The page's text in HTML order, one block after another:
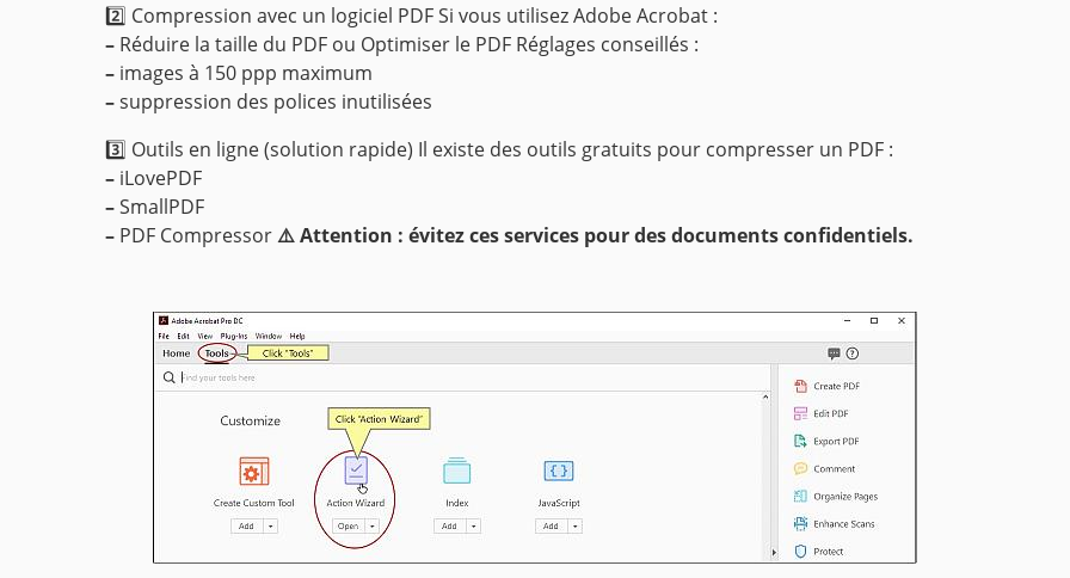
2️⃣ Compression avec un logiciel PDFSi vous utilisez Adobe Acrobat :
– Réduire la taille du PDF ou Optimiser le PDF Réglages conseillés :
– images à 150 ppp maximum
–suppression des polices inutilisées
3️⃣ Outils en ligne (solution rapide) Il existe des outils gratuits pour compresser un PDF :
– iLovePDF
–SmallPDF
– PDF Compressor⚠️ Attention : évitez ces services pour des documents confidentiels.